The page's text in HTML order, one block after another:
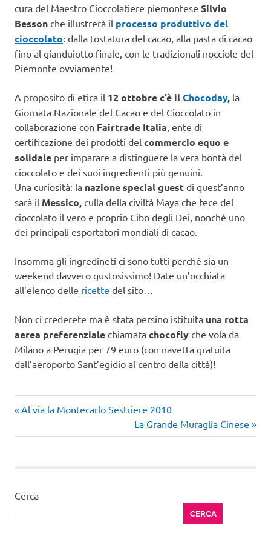
cura del Maestro Cioccolatiere piemontese Silvio
Besson che illustrerà il processo produttivo del
cioccolato: dalla tostatura del cacao, alla pasta di cacao
fino al gianduiotto finale, con le tradizionali nocciole del
Piemonte ovviamente!
A proposito di etica il 12 ottobre c’è ilChocoday, la
Giornata Nazionale del Cacao e del Cioccolato in
collaborazione con Fairtrade Italia, ente di
certificazione dei prodotti del commercio equo e
solidale per imparare a distinguere la vera bontà del
cioccolato e dei suoi ingredienti più genuini.
Una curiosità: la nazione special guest di quest’anno
sarà il Messico, culla della civiltà Maya che fece del
cioccolato il vero e proprio Cibo degli Dei, nonchè uno
dei principali esportatori mondiali di cacao.
Insomma gli ingredineti ci sono tutti perchè sia un
weekend davvero gustosissimo! Date un’occhiata
all’elenco delle ricette del sito…
Non ci crederete ma è stata persino istituita una rotta
aerea preferenziale chiamata chocofly che vola da
Milano a Perugia per 79 euro (con navetta gratuita
dall’aeroporto Sant’egidio al centro della città)!
enogastronomici
Navigazione
articoli
Articolo
Al via la Montecarlo Sestriere 2010
Articolo
successivo:
La Grande Muraglia Cinese
Cerca
CERCA